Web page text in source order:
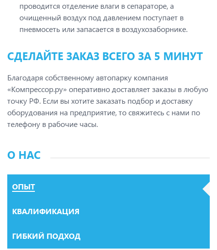
проводится отделение влаги в сепараторе, а
очищенный воздух под давлением поступает в
пневмосеть или запасается в воздухозаборнике.
СДЕЛАЙТЕ ЗАКАЗ ВСЕГО ЗА 5 МИНУТ
Благодаря собственному автопарку компания
«Компрессор.ру» оперативно доставляет заказы в любую
точку РФ. Если вы хотите заказать подбор и доставку
оборудования на предприятие, то свяжитесь с нами по
телефону в рабочие часы.
О НАС
ОПЫТ
КВАЛИФИКАЦИЯ
ГИБКИЙ ПОДХОД